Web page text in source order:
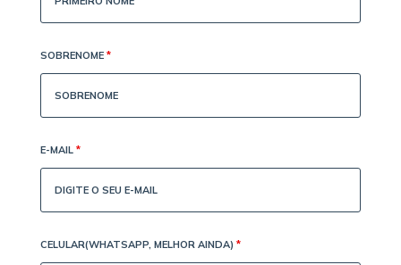
SOBRENOME *
E-MAIL *
CELULAR(WHATSAPP, MELHOR AINDA) *